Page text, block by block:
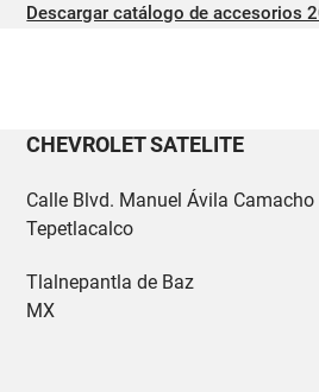
Descargar catálogo de accesorios